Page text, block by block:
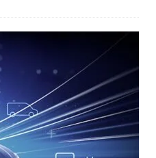
milovníci technologií